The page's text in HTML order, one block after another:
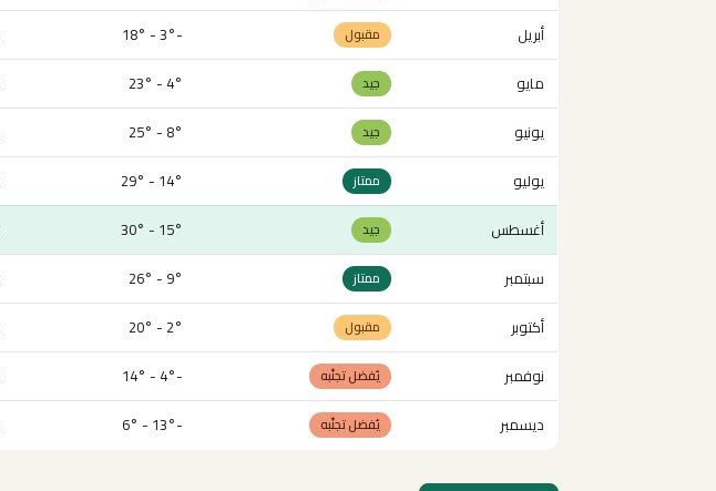
أبريل
مقبول -3° - 18°
مايو
جيد 4° - 23°
يونيو
جيد 8° - 25°
يوليو
ممتاز 14° - 29°
أغسطس
جيد 15° - 30°
سبتمبر
ممتاز 9° - 26°
أكتوبر
مقبول 2° - 20°
نوفمبر
يُفضل تجنّبه -4° - 14°
ديسمبر
يُفضل تجنّبه -13° - 6°